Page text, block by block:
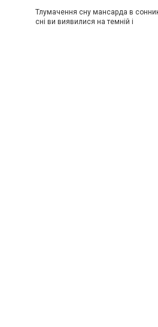
Тлумачення сну мансарда в
сні ви виявилися на темній і